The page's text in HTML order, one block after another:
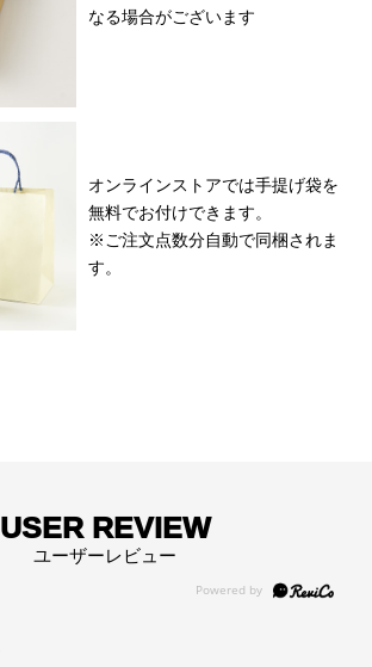
なる場合がございます
オンラインストアでは手提げ袋を
無料でお付けできます。
※ご注文点数分自動で同梱されま
す。
USER REVIEW
ユーザーレビュー